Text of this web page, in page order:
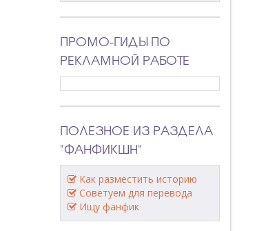
ПРОМО-ГИДЫ ПО
РЕКЛАМНОЙ РАБОТЕ
ПОЛЕЗНОЕ ИЗ РАЗДЕЛА
"ФАНФИКШН"
Как разместить историю
Советуем для перевода
Ищу фанфик